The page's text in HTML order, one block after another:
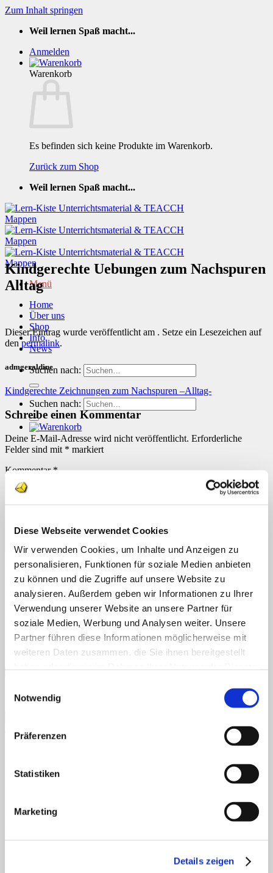
Diese Webseite verwendet Cookies
Wir verwenden Cookies, um Inhalte und Anzeigen zu
personalisieren, Funktionen für soziale Medien anbieten
zu können und die Zugriffe auf unsere Website zu
analysieren. Außerdem geben wir Informationen zu Ihrer
Verwendung unserer Website an unsere Partner für
soziale Medien, Werbung und Analysen weiter. Unsere
Partner führen diese Informationen möglicherweise mit
weiteren Daten zusammen, die Sie ihnen bereitgestellt
Notwendig
Präferenzen
Statistiken
Marketing
Details zeigen
Zum Inhalt springen
Weil lernen Spaß macht...
Anmelden
Warenkorb
Es befinden sich keine Produkte im Warenkorb.
Zurück zum Shop
Weil lernen Spaß macht...
Menü
Home
Über uns
Shop
Info
News
Suchen nach:
Suchen nach:
Kindgerechte Uebungen zum Nachspuren
Alltag
Dieser Eintrag wurde veröffentlicht am . Setze ein Lesezeichen auf
denpermalink.
admgeraldine
Kindgerechte Zeichnungen zum Nachspuren –Alltag-
Schreibe einen Kommentar
Deine E-Mail-Adresse wird nicht veröffentlicht. Erforderliche
Felder sind mit * markiert
Kommentar*
Name*
E-Mail-Adresse *
Name, E-Mail-Adresse und Website in diesem Browser für
meinen nächsten Kommentar speichern.
Ich möchte mich zum Newsletter anmelden
Neueste Kommentare
Anmelden